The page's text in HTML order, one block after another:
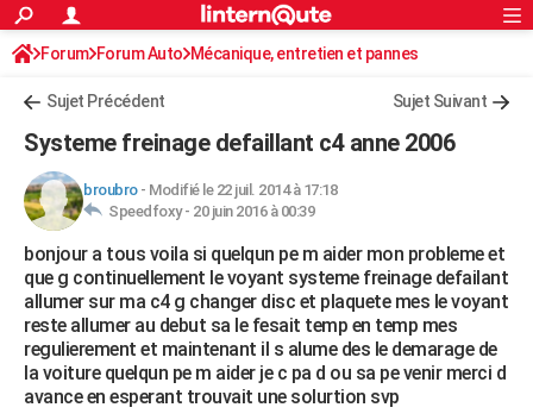
ACTUALITÉS
Politique
Société
Faits Divers
Education
Monde
Villes
+
FINANCE
Retraite
Impôts
Epargne
Immobilier
Risques naturels par ville
Banque
Assurance
Crédit
AUTO
Essais
Réserver un essai
Citadines
Berlines
SUV
Forum auto
+HIGH-TECH
Mobiles
Meilleur smartphone
Internet
Ordinateurs
Jeux vidéo
Guide high-tech
+BRICOLAGE
Forum
Aménagement intérieur
Extérieur
Cuisine
Salle de bains
Jardinage
Rangement
WEEK-END
Guides de France
Week-end nature
Rechercher
S'inscrire
Connexion
Forum Forum Auto Mécanique, entretien et pannes
Sujet Précédent Sujet Suivant
Systeme freinage defaillant c4 anne 2006
broubro- Modifié le 22 juil. 2014 à 17:18
Speedfoxy - 20 juin 2016 à 00:39
bonjour a tous voila si quelqun pe m aider mon probleme et
que g continuellement le voyant systeme freinage defailant
allumer sur ma c4 g changer disc et plaquete mes le voyant
reste allumer au debut sa le fesait temp en temp mes
regulierement et maintenant il s alume des le demarage de
la voiture quelqun pe m aider je c pa d ou sa pe venir merci d
avance en esperant trouvait une solurtion svp